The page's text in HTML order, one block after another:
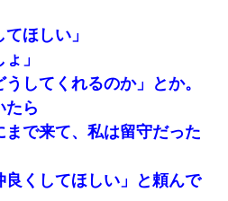
ほしい」
」
うしてくれるのか」とか。
たら
まで来て、私は留守だった
良くしてほしい」と頼んで